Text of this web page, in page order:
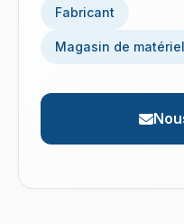
Fabricant
Magasin de